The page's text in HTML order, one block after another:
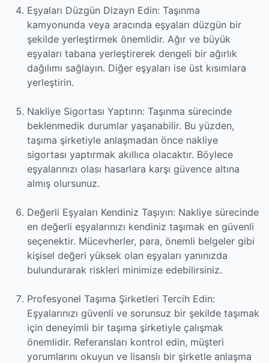
Eşyaları Düzgün Dizayn Edin: Taşınma
kamyonunda veya aracında eşyaları düzgün bir
şekilde yerleştirmek önemlidir. Ağır ve büyük
eşyaları tabana yerleştirerek dengeli bir ağırlık
dağılımı sağlayın. Diğer eşyaları ise üst kısımlara
yerleştirin.
Nakliye Sigortası Yaptırın: Taşınma sürecinde
beklenmedik durumlar yaşanabilir. Bu yüzden,
taşıma şirketiyle anlaşmadan önce nakliye
sigortası yaptırmak akıllıca olacaktır. Böylece
eşyalarınızı olası hasarlara karşı güvence altına
almış olursunuz.
Değerli Eşyaları Kendiniz Taşıyın: Nakliye sürecinde
en değerli eşyalarınızı kendiniz taşımak en güvenli
seçenektir. Mücevherler, para, önemli belgeler gibi
kişisel değeri yüksek olan eşyaları yanınızda
bulundurarak riskleri minimize edebilirsiniz.
Profesyonel Taşıma Şirketleri Tercih Edin:
Eşyalarınızı güvenli ve sorunsuz bir şekilde taşımak
için deneyimli bir taşıma şirketiyle çalışmak
önemlidir. Referansları kontrol edin, müşteri
yorumlarını okuyun ve lisanslı bir şirketle anlaşma